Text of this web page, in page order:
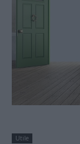
Utile